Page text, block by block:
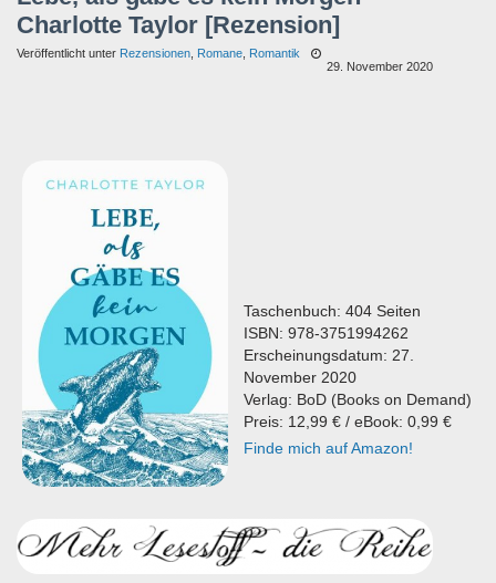
Charlotte Taylor [Rezension]
Veröffentlicht unter Rezensionen Romane Romantik
29. November 2020
Taschenbuch: 404 Seiten
ISBN: 978-3751994262
Erscheinungsdatum: 27.
November 2020
Verlag: BoD (Books on Demand)
Preis: 12,99 € / eBook: 0,99 €
Finde mich auf Amazon!